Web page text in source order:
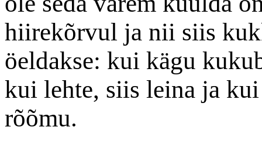
hiirekõrvul ja nii siis
öeldakse: kui kägu
kui lehte, siis leina ja
rõõmu.